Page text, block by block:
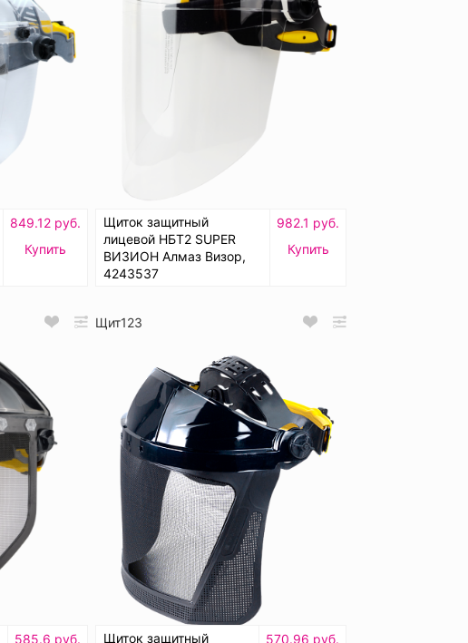
849.12 руб.
Купить
Щиток защитный
лицевой НБТ2 SUPER
ВИЗИОН Алмаз Визор,
4243537
982.1 руб.
Купить
585.6 руб.
Щит123
Щиток защитный
570.96 руб.